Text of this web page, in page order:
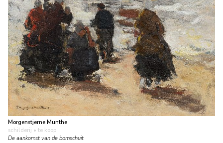
Morgenstjerne Munthe
schilderij • te koop
De aankomst van de bomschuit